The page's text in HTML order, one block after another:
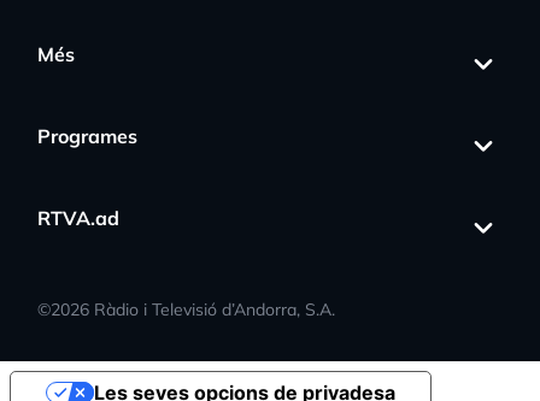
Més
Programes
RTVA.ad
©2026 Ràdio i Televisió d’Andorra, S.A.
Les seves opcions de privadesa